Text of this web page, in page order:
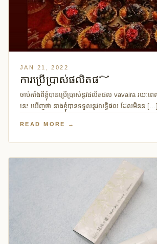
JAN 21, 2022
ការប្រើប្រាស់ផលិតផ～
ចាប់តាំងពីខ្ញំុបានប្រើប្រាស់នូវផលិតផល vavaira រយៈ
នេះ ឃើញថា នាងខ្ញំុបានទទួលនូវលទ្ធិផល ដែលមិនន […]
READ MORE →